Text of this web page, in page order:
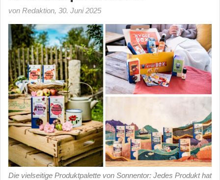
von Redaktion, 30. Juni 2025
Die vielseitige Produktpalette von Sonnentor: Jedes Produkt hat